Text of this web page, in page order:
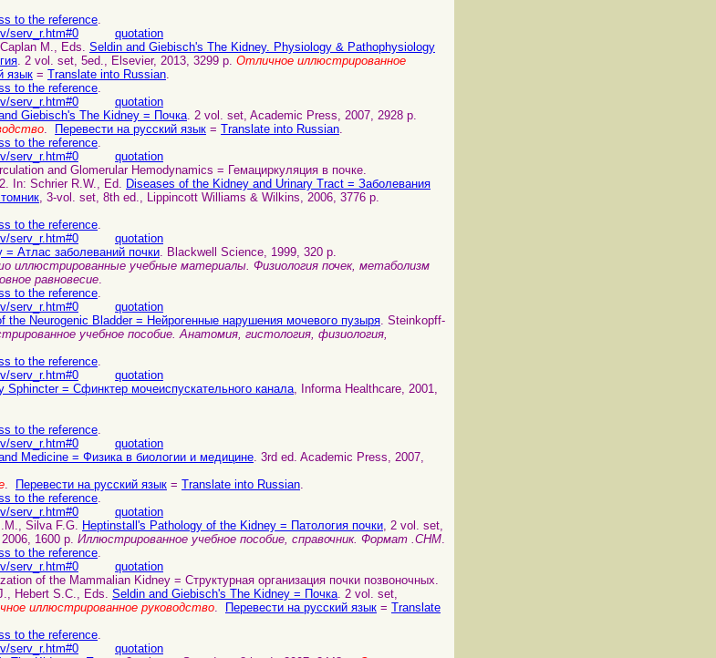
to the reference.
serv_r.htm#0
quotation
M., Eds. Seldin and Giebisch's The Kidney. Physiology & Pathophysiology
. 2 vol. set, 5ed., Elsevier, 2013, 3299 p. Отличное иллюстрированное
язык = Translate into Russian.
to the reference.
serv_r.htm#0
quotation
Giebisch's The Kidney = Почка. 2 vol. set, Academic Press, 2007, 2928 p.
. Перевести на русский язык = Translate into Russian.
to the reference.
serv_r.htm#0
quotation
and Glomerular Hemodynamics = Гемациркуляция в почке.
In: Schrier R.W., Ed. Diseases of the Kidney and Urinary Tract = Заболевания
, 3-vol. set, 8th ed., Lippincott Williams & Wilkins, 2006, 3776 p.
to the reference.
serv_r.htm#0
quotation
Атлас заболеваний почки. Blackwell Science, 1999, 320 p.
иллюстрированные учебные материалы. Физиология почек, метаболизм
равновесие.
to the reference.
serv_r.htm#0
quotation
the Neurogenic Bladder = Нейрогенные нарушения мочевого пузыря. Steinkopff-
учебное пособие. Анатомия, гистология, физиология,
to the reference.
serv_r.htm#0
quotation
Sphincter = Сфинктер мочеиспускательного канала, Informa Healthcare, 2001,
to the reference.
serv_r.htm#0
quotation
Medicine = Физика в биологии и медицине. 3rd ed. Academic Press, 2007,
. Перевести на русский язык = Translate into Russian.
to the reference.
serv_r.htm#0
quotation
Silva F.G. Heptinstall's Pathology of the Kidney = Патология почки, 2 vol. set,
1600 p. Иллюстрированное учебное пособие, справочник. Формат .CHM.
to the reference.
serv_r.htm#0
quotation
of the Mammalian Kidney = Структурная организация почки позвоночных.
Hebert S.C., Eds. Seldin and Giebisch's The Kidney = Почка. 2 vol. set,
иллюстрированное руководство. Перевести на русский язык = Translate
to the reference.
serv_r.htm#0
quotation